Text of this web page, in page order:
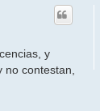
y
no contestan,